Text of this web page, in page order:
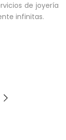
de joyería
infinitas.